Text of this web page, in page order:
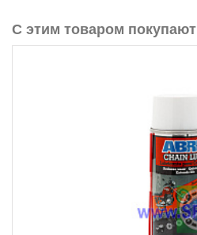
С этим товаром покупают